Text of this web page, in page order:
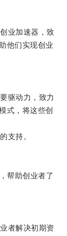
业加速器，致
他们实现创业
驱动力，致力
式，将这些创
支持。
帮助创业者了
者解决初期资